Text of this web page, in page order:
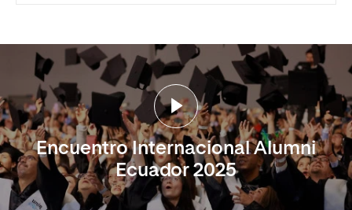
Encuentro Internacional Alumni
Ecuador 2025